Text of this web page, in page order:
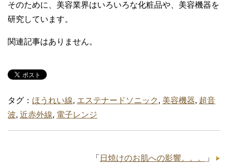
そのために、美容業界はいろいろな化粧品や、美容機器を
研究しています。
関連記事はありません。
タグ： ほうれい線, エステナードソニック , 美容機器, 超音
波, 近赤外線, 電子レンジ
「 日焼けのお肌への影響。。。 」